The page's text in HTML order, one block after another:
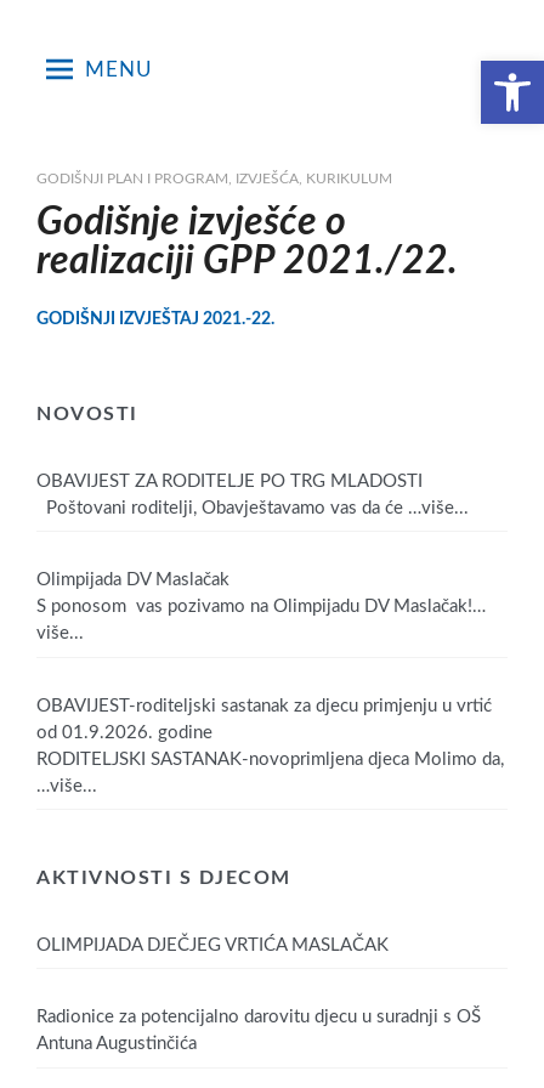
Open toolbar
MENU
GODIŠNJI PLAN I PROGRAM, IZVJEŠĆA, KURIKULUM
Godišnje izvješće o
realizaciji GPP 2021./22.
GODIŠNJI IZVJEŠTAJ 2021.-22.
NOVOSTI
OBAVIJEST ZA RODITELJE PO TRG MLADOSTI
Poštovani roditelji, Obavještavamo vas da će …više...
Olimpijada DV Maslačak
S ponosom vas pozivamo na Olimpijadu DV Maslačak!…
više...
OBAVIJEST-roditeljski sastanak za djecu primjenju u vrtić
od 01.9.2026. godine
RODITELJSKI SASTANAK-novoprimljena djeca Molimo da,
…više...
AKTIVNOSTI S DJECOM
OLIMPIJADA DJEČJEG VRTIĆA MASLAČAK
Radionice za potencijalno darovitu djecu u suradnji s OŠ
Antuna Augustinčića